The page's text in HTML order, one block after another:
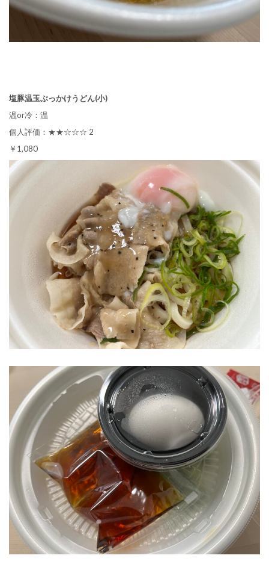
塩豚温玉ぶっかけうどん(小)
温or冷：温
個人評価：★★☆☆☆ 2
￥1,080